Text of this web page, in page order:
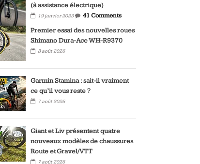
(à assistance électrique)
19 janvier 2023
41 Comments
Premier essai des nouvelles roues
Shimano Dura-Ace WH-R9370
8 août 2026
Garmin Stamina : sait-il vraiment
ce qu’il vous reste ?
7 août 2026
Giant et Liv présentent quatre
nouveaux modèles de chaussures
Route et Gravel/VTT
7 août 2026